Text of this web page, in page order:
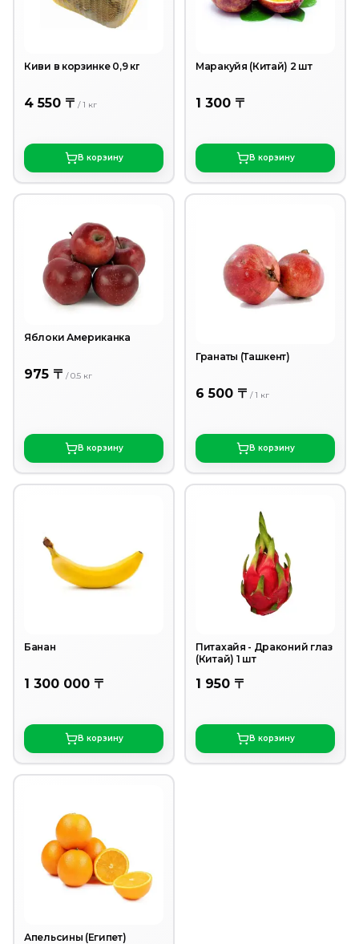
Киви в корзинке 0,9 кг
4 550 〒 /1 кг
В корзину
Маракуйя (Китай) 2 шт
1 300 〒
В корзину
Яблоки Американка
975 〒 /0.5 кг
В корзину
Гранаты (Ташкент)
6 500 〒 /1 кг
В корзину
Банан
1 300 000 〒
В корзину
Питахайя - Драконий глаз
(Китай) 1 шт
1 950 〒
В корзину
Апельсины (Египет)